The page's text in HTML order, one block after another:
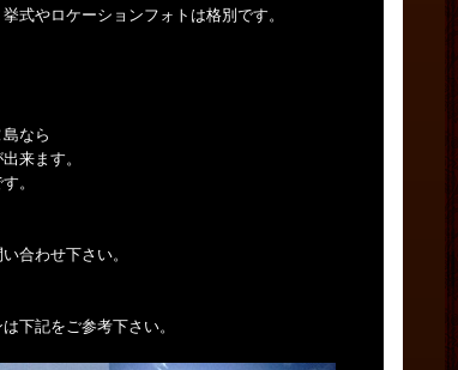
式やロケーションフォトは格別です。
なら
来ます。
。
合わせ下さい。
下記をご参考下さい。